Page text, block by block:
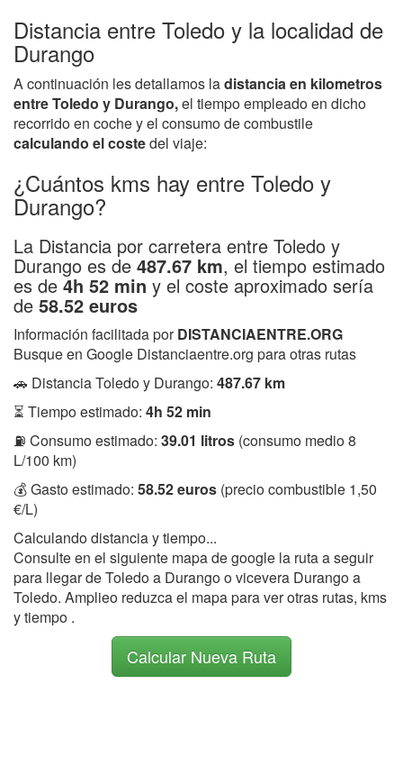
Distancia entre Toledo y la localidad de
Durango
A continuación les detallamos ladistancia en kilometros
entre Toledo y Durango,el tiempo empleado en dicho
recorrido en coche y el consumo de combustile
calculando el costedel viaje:
¿Cuántos kms hay entre Toledo y
Durango?
La Distancia por carretera entre Toledo y
Durango es de 487.67 km, el tiempo estimado
es de 4h 52 min y el coste aproximado sería
de 58.52 euros
Información facilitada porDISTANCIAENTRE.ORG
Busque en Google Distanciaentre.org para otras rutas
🚗 Distancia Toledo y Durango: 487.67 km
⏳ Tiempo estimado: 4h 52 min
⛽ Consumo estimado: 39.01 litros (consumo medio 8
L/100 km)
💰 Gasto estimado: 58.52 euros (precio combustible 1,50
€/L)
Calculando distancia y tiempo...
Consulte en el siguiente mapa de google la ruta a seguir
para llegar de Toledo a Durango o vicevera Durango a
Toledo. Amplieo reduzca el mapa para ver otras rutas, kms
y tiempo .
Calcular Nueva Ruta